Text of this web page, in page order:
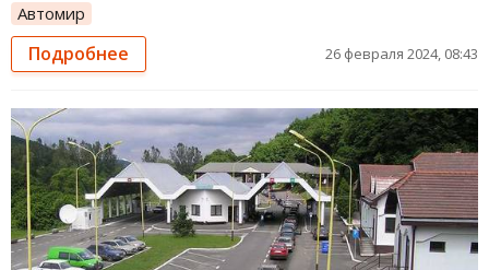
Автомир
Подробнее 26 февраля 2024, 08:43